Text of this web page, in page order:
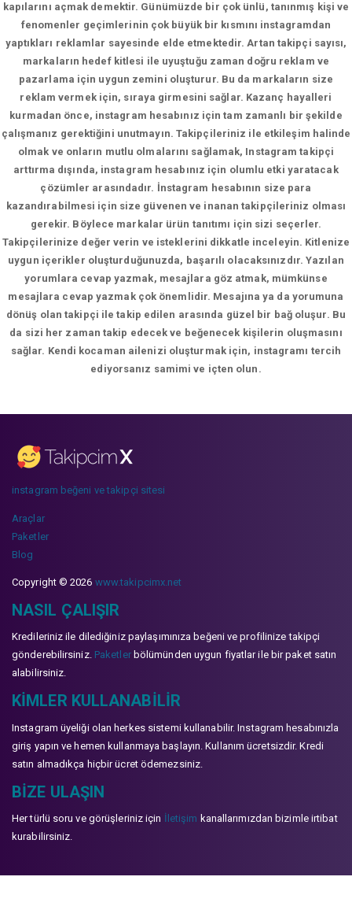
kapılarını açmak demektir. Günümüzde bir çok ünlü, tanınmış kişi ve
fenomenler geçimlerinin çok büyük bir kısmını instagramdan
yaptıkları reklamlar sayesinde elde etmektedir. Artan takipçi sayısı,
markaların hedef kitlesi ile uyuştuğu zaman doğru reklam ve
pazarlama için uygun zemini oluşturur. Bu da markaların size
reklam vermek için, sıraya girmesini sağlar. Kazanç hayalleri
kurmadan önce, instagram hesabınız için tam zamanlı bir şekilde
çalışmanız gerektiğini unutmayın. Takipçileriniz ile etkileşim halinde
olmak ve onların mutlu olmalarını sağlamak, Instagram takipçi
arttırma dışında, instagram hesabınız için olumlu etki yaratacak
çözümler arasındadır. İnstagram hesabının size para
kazandırabilmesi için size güvenen ve inanan takipçileriniz olması
gerekir. Böylece markalar ürün tanıtımı için sizi seçerler.
Takipçilerinize değer verin ve isteklerini dikkatle inceleyin. Kitlenize
uygun içerikler oluşturduğunuzda, başarılı olacaksınızdır. Yazılan
yorumlara cevap yazmak, mesajlara göz atmak, mümkünse
mesajlara cevap yazmak çok önemlidir. Mesajına ya da yorumuna
dönüş olan takipçi ile takip edilen arasında güzel bir bağ oluşur. Bu
da sizi her zaman takip edecek ve beğenecek kişilerin oluşmasını
sağlar. Kendi kocaman ailenizi oluşturmak için, instagramı tercih
ediyorsanız samimi ve içten olun.
instagram beğeni ve takipçi sitesi
Araçlar
Paketler
Blog
Copyright © 2026 www.takipcimx.net
NASIL ÇALIŞIR
Kredileriniz ile dilediğiniz paylaşımınıza beğeni ve profilinize takipçi
gönderebilirsiniz. Paketlerbölümünden uygun fiyatlar ile bir paket satın
alabilirsiniz.
KIMLER KULLANABILIR
Instagram üyeliği olan herkes sistemi kullanabilir. Instagram hesabınızla
giriş yapın ve hemen kullanmaya başlayın. Kullanım ücretsizdir. Kredi
satın almadıkça hiçbir ücret ödemezsiniz.
BIZE ULAŞIN
Her türlü soru ve görüşleriniz için İletişim kanallarımızdan bizimle irtibat
kurabilirsiniz.